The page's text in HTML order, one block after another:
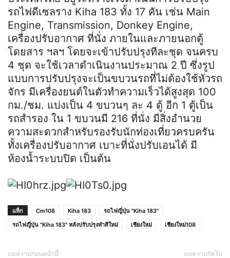
รถไฟดีเซลราง Kiha 183 ทั้ง 17 คัน เช่น Main
Engine, Transmission, Donkey Engine,
เครื่องปรับอากาศ ที่นั่ง ภายในและภายนอกตู้
โดยสาร ฯลฯ โดยจะเข้าปรับปรุงทีละชุด จนครบ
4 ชุด จะใช้เวลาดำเนินงานประมาณ 2 ปี ซึ่งรูป
แบบการปรับปรุงจะเป็นขบวนรถที่ไม่ต้องใช้หัวรถ
จักร มีเครื่องยนต์ในตัวทำความเร็วได้สูงสุด 100
กม./ชม. แบ่งเป็น 4 ขบวนๆ ละ 4 ตู้ อีก 1 ตู้เป็น
รถสำรอง ใน 1 ขบวนมี 216 ที่นั่ง มีสิ่งอำนวย
ความสะดวกสำหรับรองรับนักท่องเที่ยวครบครัน
ทั้งเครื่องปรับอากาศ เบาะที่นั่งปรับเอนได้ มี
ห้องน้ำระบบปิด เป็นต้น
แท็ก Cm108 Kiha 183
รถไฟญี่ปุ่น "Kiha 183"
รถไฟญี่ปุ่น "Kiha 183" หลังปรับปรุงทำสีใหม่
เชียงใหม่ เชียงใหม่108
บทความก่อนหน้านี้ บทความถัดไป